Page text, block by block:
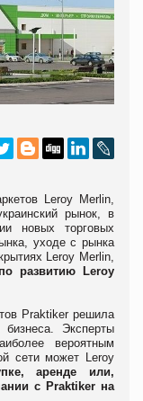
Leroy Merlin,
рынок, в
новых торговых
уходе с рынка
Leroy Merlin,
развитию Leroy
Praktiker решила
Эксперты
вероятным
сети может Leroy
аренде или,
с Praktiker на